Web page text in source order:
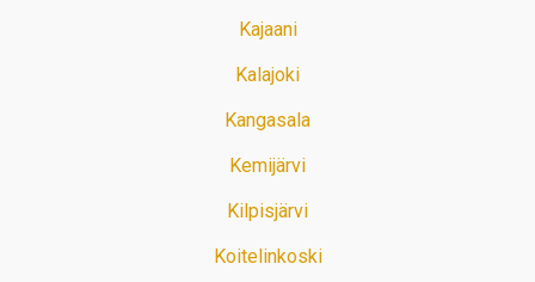
Kajaani
Kalajoki
Kangasala
Kemijärvi
Kilpisjärvi
Koitelinkoski